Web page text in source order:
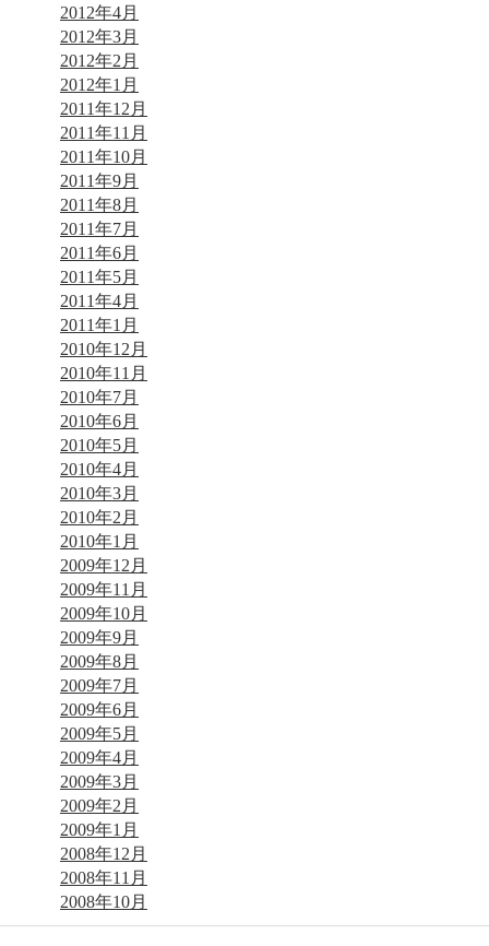
2012年4月
2012年3月
2012年2月
2012年1月
2011年12月
2011年11月
2011年10月
2011年9月
2011年8月
2011年7月
2011年6月
2011年5月
2011年4月
2011年1月
2010年12月
2010年11月
2010年7月
2010年6月
2010年5月
2010年4月
2010年3月
2010年2月
2010年1月
2009年12月
2009年11月
2009年10月
2009年9月
2009年8月
2009年7月
2009年6月
2009年5月
2009年4月
2009年3月
2009年2月
2009年1月
2008年12月
2008年11月
2008年10月